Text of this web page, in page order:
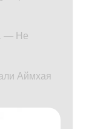
— Не
Аймхая